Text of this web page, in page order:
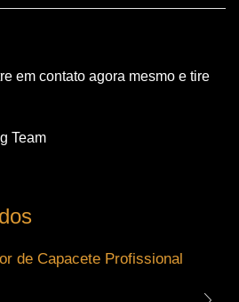
em contato agora mesmo e tire
Team
de Capacete Profissional